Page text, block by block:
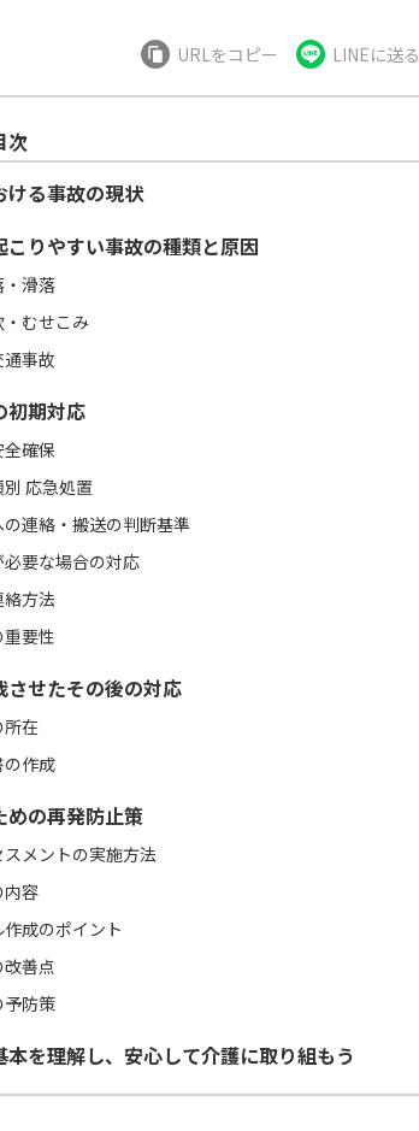
URLをコピー LINEに送る
次
ける事故の現状
こりやすい事故の種類と原因
滑落
むせこみ
事故
初期対応
確保
応急処置
連絡・搬送の判断基準
要な場合の対応
方法
要性
させたその後の対応
所在
作成
めの再発防止策
スメントの実施方法
内容
成のポイント
善点
防策
本を理解し、安心して介護に取り組もう